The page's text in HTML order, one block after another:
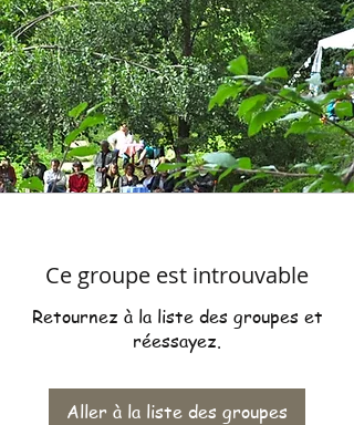
Ce groupe est introuvable
Retournez à la liste des groupes et
réessayez.
Aller à la liste des groupes